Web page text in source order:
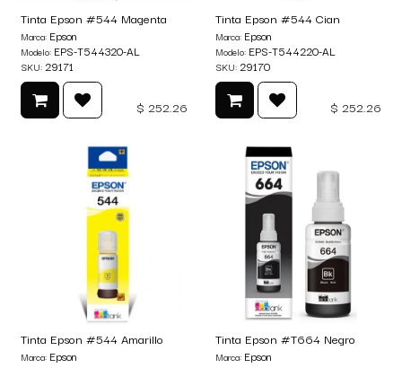
Tinta Epson #544 Magenta
Marca: Epson
Modelo: EPS-T544320-AL
SKU:29171
$ 252.26
Tinta Epson #544 Cian
Marca: Epson
Modelo: EPS-T544220-AL
SKU:29170
$ 252.26
Tinta Epson #544 Amarillo
Marca: Epson
Tinta Epson #T664 Negro
Marca: Epson